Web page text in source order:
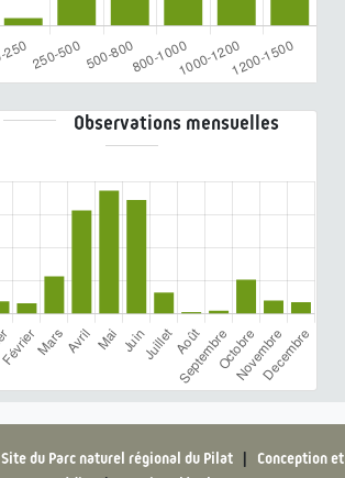
Observations mensuelles
Site du Parc naturel régional du Pilat | Conception et